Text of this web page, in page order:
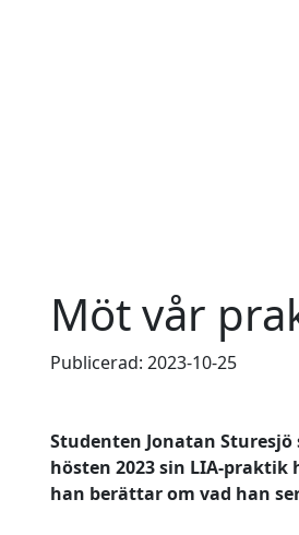
Möt vår
Publicerad: 2023-10-25
Studenten Jonatan
hösten 2023 sin LIA-praktik
han berättar om vad han